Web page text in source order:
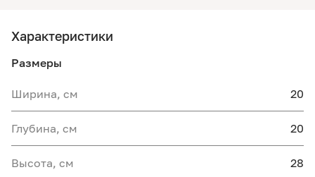
Характеристики
Размеры
Ширина, см 20
Глубина, см 20
Высота, см 28